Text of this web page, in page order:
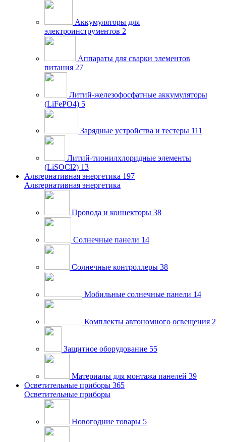
Аккумуляторы для
электроинструментов 2
Аппараты для сварки элементов
питания 27
Литий-железофосфатные аккумуляторы
(LiFePO4) 5
Зарядные устройства и тестеры 111
Литий-тионилхлоридные элементы
(LiSOCl2) 13
Альтернативная энергетика 197
Альтернативная энергетика
Провода и коннекторы 38
Солнечные панели 14
Солнечные контроллеры 38
Мобильные солнечные панели 14
Комплекты автономного освещения 2
Защитное оборудование 55
Материалы для монтажа панелей 39
Осветительные приборы 365
Осветительные приборы
Новогодние товары 5